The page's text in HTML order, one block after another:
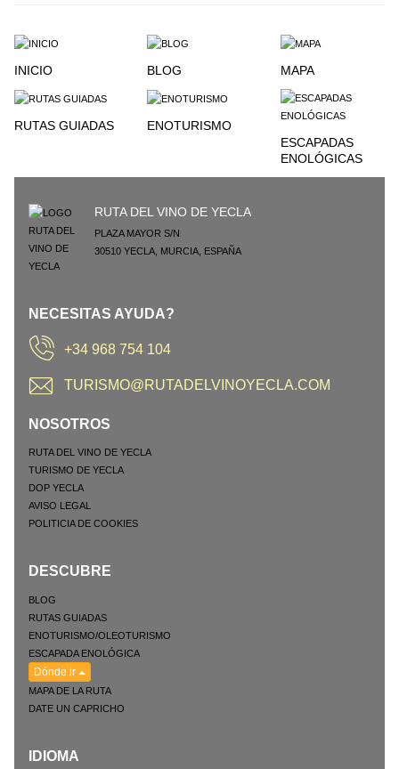
INICIO BLOG MAPA
RUTAS GUIADAS
ENOTURISMO
ESCAPADAS
ENOLÓGICAS
RUTA DEL VINO DE YECLA
PLAZA MAYOR S/N
30510 YECLA MURCIA ESPAÑA
NECESITAS AYUDA?
+34 968 754 104
TURISMO@RUTADELVINOYECLA.COM
NOSOTROS
RUTA DEL VINO DE YECLA
TURISMO DE YECLA
DOP YECLA
AVISO LEGAL
POLITICIA DE COOKIES
DESCUBRE
BLOG
RUTAS GUIADAS
ENOTURISMO/OLEOTURISMO
ESCAPADA ENOLÓGICA
Dónde ir
MAPA DE LA RUTA
DATE UN CAPRICHO
IDIOMA